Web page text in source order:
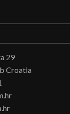
29
Croatia